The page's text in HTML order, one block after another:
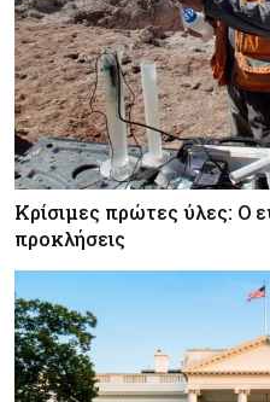
Κρίσιμες πρώτες ύλες: Ο
προκλήσεις